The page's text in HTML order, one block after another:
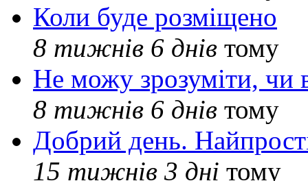
Коли буде розміщено
8 тижнів 6 днів тому
Не можу зрозуміти, чи
8 тижнів 6 днів тому
Добрий день.
15 тижнів 3 дні тому